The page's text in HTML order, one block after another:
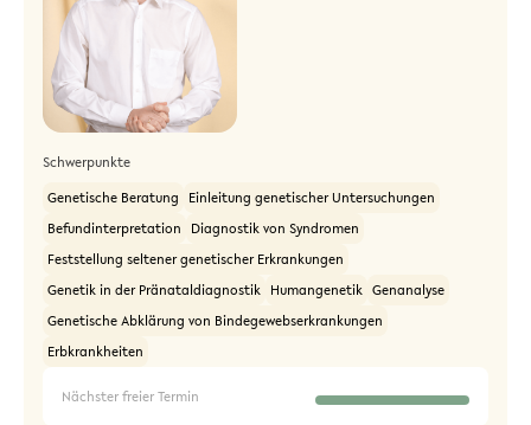
Schwerpunkte
Genetische Beratung
Einleitung genetischer Untersuchungen
Befundinterpretation
Diagnostik von Syndromen
Feststellung seltener genetischer Erkrankungen
Genetik in der Pränataldiagnostik Humangenetik Genanalyse
Genetische Abklärung von Bindegewebserkrankungen
Erbkrankheiten
Nächster freier Termin